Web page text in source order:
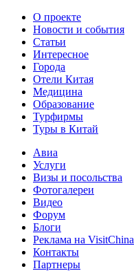
О проекте
Новости и события
Статьи
Интересное
Города
Отели Китая
Медицина
Образование
Турфирмы
Туры в Китай
Авиа
Услуги
Визы и посольства
Фотогалереи
Видео
Форум
Блоги
Реклама на VisitChina
Контакты
Партнеры